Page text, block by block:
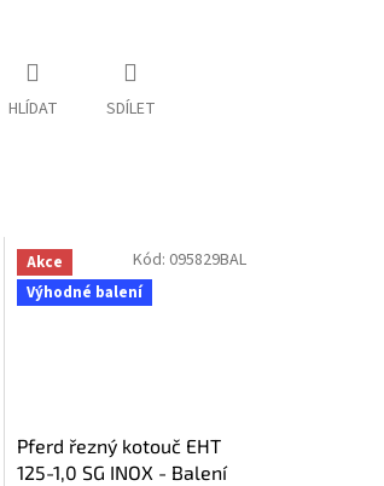
HLÍDAT SDÍLET
Akce
Výhodné balení
Pferd řezný kotouč EHT
125-1,0 SG INOX - Balení
Kód: 095829BAL